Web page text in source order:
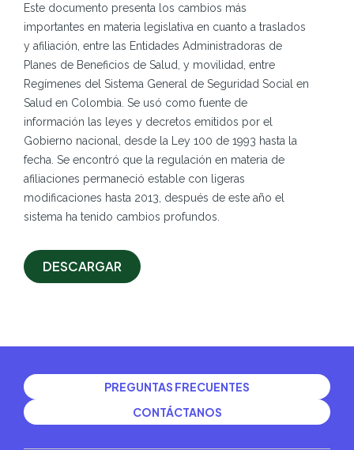
Este documento presenta los cambios más
importantes en materia legislativa en cuanto a traslados
y afiliación, entre las Entidades Administradoras de
Planes de Beneficios de Salud, y movilidad, entre
Regímenes del Sistema General de Seguridad Social en
Salud en Colombia. Se usó como fuente de
información las leyes y decretos emitidos por el
Gobierno nacional, desde la Ley 100 de 1993 hasta la
fecha. Se encontró que la regulación en materia de
afiliaciones permaneció estable con ligeras
modificaciones hasta 2013, después de este año el
sistema ha tenido cambios profundos.
DESCARGAR
PREGUNTAS FRECUENTES
CONTÁCTANOS